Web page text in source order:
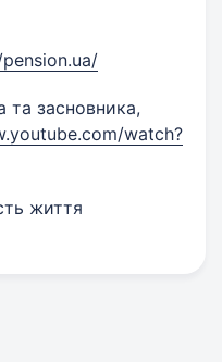
та засновника,
watch?
життя